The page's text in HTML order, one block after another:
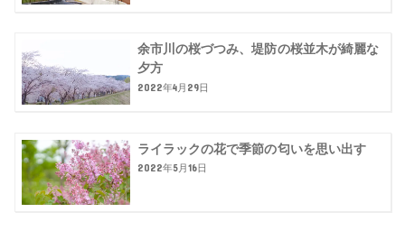
余市川の桜づつみ、堤防の桜並木が綺麗な
夕方
2022年4月29日
ライラックの花で季節の匂いを思い出す
2022年5月16日